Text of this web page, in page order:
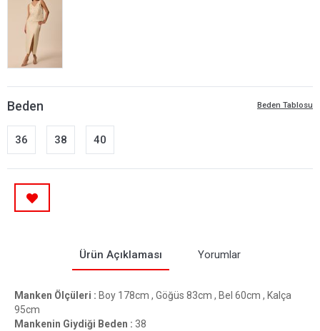
Beden Tablosu
Beden
36 38 40
Ürün Açıklaması Yorumlar
Manken Ölçüleri : Boy 178cm , Göğüs 83cm , Bel 60cm , Kalça
95cm
Mankenin Giydiği Beden : 38